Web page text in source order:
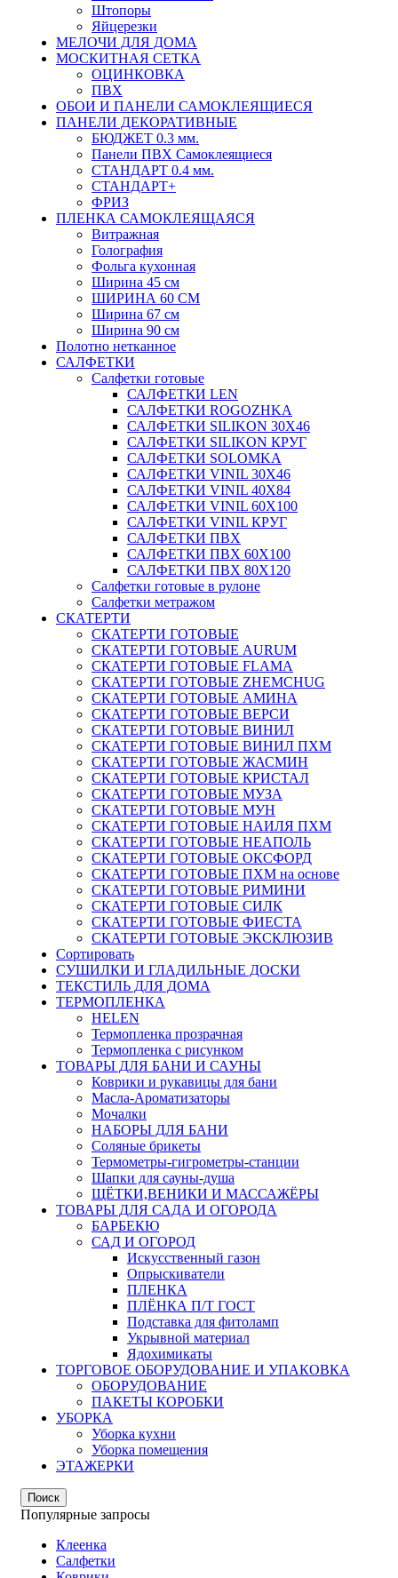
Штопоры
Яйцерезки
МЕЛОЧИ ДЛЯ ДОМА
МОСКИТНАЯ СЕТКА
ОЦИНКОВКА
ПВХ
ОБОИ И ПАНЕЛИ САМОКЛЕЯЩИЕСЯ
ПАНЕЛИ ДЕКОРАТИВНЫЕ
БЮДЖЕТ 0.3 мм.
Панели ПВХ Самоклеящиеся
СТАНДАРТ 0.4 мм.
СТАНДАРТ+
ФРИЗ
ПЛЕНКА САМОКЛЕЯЩАЯСЯ
Витражная
Голография
Фольга кухонная
Ширина 45 см
ШИРИНА 60 СМ
Ширина 67 см
Ширина 90 см
Полотно нетканное
САЛФЕТКИ
Салфетки готовые
САЛФЕТКИ LEN
САЛФЕТКИ ROGOZHKA
САЛФЕТКИ SILIKON 30Х46
САЛФЕТКИ SILIKON КРУГ
САЛФЕТКИ SOLOMKA
САЛФЕТКИ VINIL 30Х46
САЛФЕТКИ VINIL 40Х84
САЛФЕТКИ VINIL 60Х100
САЛФЕТКИ VINIL КРУГ
САЛФЕТКИ ПВХ
САЛФЕТКИ ПВХ 60Х100
САЛФЕТКИ ПВХ 80Х120
Салфетки готовые в рулоне
Салфетки метражом
СКАТЕРТИ
СКАТЕРТИ ГОТОВЫЕ
СКАТЕРТИ ГОТОВЫЕ AURUM
СКАТЕРТИ ГОТОВЫЕ FLAMA
СКАТЕРТИ ГОТОВЫЕ ZHEMCHUG
СКАТЕРТИ ГОТОВЫЕ АМИНА
СКАТЕРТИ ГОТОВЫЕ ВЕРСИ
СКАТЕРТИ ГОТОВЫЕ ВИНИЛ
СКАТЕРТИ ГОТОВЫЕ ВИНИЛ ПХМ
СКАТЕРТИ ГОТОВЫЕ ЖАСМИН
СКАТЕРТИ ГОТОВЫЕ КРИСТАЛ
СКАТЕРТИ ГОТОВЫЕ МУЗА
СКАТЕРТИ ГОТОВЫЕ МУН
СКАТЕРТИ ГОТОВЫЕ НАИЛЯ ПХМ
СКАТЕРТИ ГОТОВЫЕ НЕАПОЛЬ
СКАТЕРТИ ГОТОВЫЕ ОКСФОРД
СКАТЕРТИ ГОТОВЫЕ ПХМ на основе
СКАТЕРТИ ГОТОВЫЕ РИМИНИ
СКАТЕРТИ ГОТОВЫЕ СИЛК
СКАТЕРТИ ГОТОВЫЕ ФИЕСТА
СКАТЕРТИ ГОТОВЫЕ ЭКСКЛЮЗИВ
Сортировать
СУШИЛКИ И ГЛАДИЛЬНЫЕ ДОСКИ
ТЕКСТИЛЬ ДЛЯ ДОМА
ТЕРМОПЛЕНКА
HELEN
Термопленка прозрачная
Термопленка с рисунком
ТОВАРЫ ДЛЯ БАНИ И САУНЫ
Коврики и рукавицы для бани
Масла-Aроматизаторы
Мочалки
НАБОРЫ ДЛЯ БАНИ
Соляные брикеты
Термометры-гигрометры-станции
Шапки для сауны-душа
ЩЁТКИ,ВЕНИКИ И МАССАЖЁРЫ
ТОВАРЫ ДЛЯ САДА И ОГОРОДА
БАРБЕКЮ
САД И ОГОРОД
Искусственный газон
Опрыскиватели
ПЛЕНКА
ПЛЁНКА П/Т ГОСТ
Подставка для фитоламп
Укрывной материал
Ядохимикаты
ТОРГОВОЕ ОБОРУДОВАНИЕ И УПАКОВКА
ОБОРУДОВАНИЕ
ПАКЕТЫ КОРОБКИ
УБОРКА
Уборка кухни
Уборка помещения
ЭТАЖЕРКИ
Поиск
Популярные запросы
Клеенка
Салфетки